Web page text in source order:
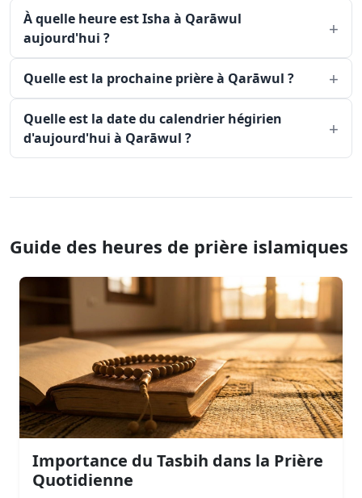
À quelle heure est Isha à Qarāwul
aujourd'hui ?
Quelle est la prochaine prière à Qarāwul ?
Quelle est la date du calendrier hégirien
d'aujourd'hui à Qarāwul ?
Guide des heures de prière islamiques
Importance du Tasbih dans la Prière
Quotidienne